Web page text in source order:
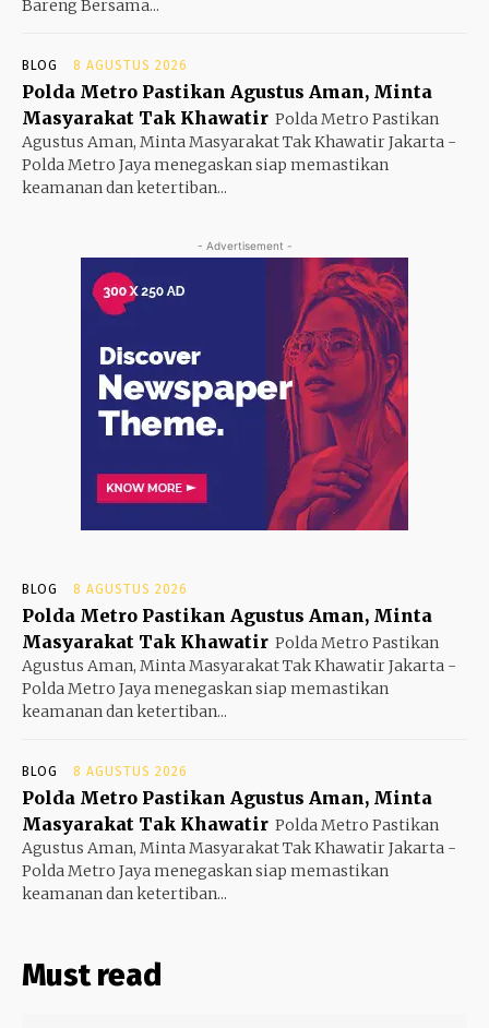
Bareng Bersama...
BLOG 8 AGUSTUS 2026
Polda Metro Pastikan Agustus Aman, Minta
Masyarakat Tak Khawatir Polda Metro Pastikan
Agustus Aman, Minta Masyarakat Tak Khawatir Jakarta -
Polda Metro Jaya menegaskan siap memastikan
keamanan dan ketertiban...
- Advertisement -
BLOG 8 AGUSTUS 2026
Polda Metro Pastikan Agustus Aman, Minta
Masyarakat Tak Khawatir Polda Metro Pastikan
Agustus Aman, Minta Masyarakat Tak Khawatir Jakarta -
Polda Metro Jaya menegaskan siap memastikan
keamanan dan ketertiban...
BLOG 8 AGUSTUS 2026
Polda Metro Pastikan Agustus Aman, Minta
Masyarakat Tak Khawatir Polda Metro Pastikan
Agustus Aman, Minta Masyarakat Tak Khawatir Jakarta -
Polda Metro Jaya menegaskan siap memastikan
keamanan dan ketertiban...
Must read